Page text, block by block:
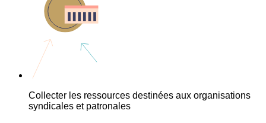
Collecter les ressources destinées aux organisations
syndicales et patronales